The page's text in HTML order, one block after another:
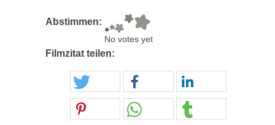
Abstimmen:
No votes yet
Filmzitat teilen: